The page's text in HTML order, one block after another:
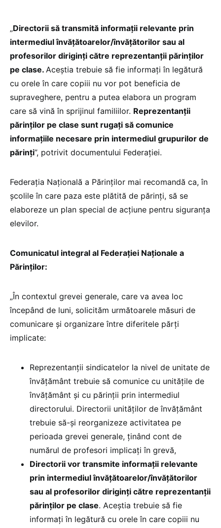
„Directorii să transmită informații relevante prin
intermediul învățătoarelor/învățătorilor sau al
profesorilor diriginți către reprezentanții părinților
pe clase. Aceștia trebuie să fie informați în legătură
cu orele în care copiii nu vor pot beneficia de
supraveghere, pentru a putea elabora un program
care să vină în sprijinul familiilor. Reprezentanții
părinților pe clase sunt rugați să comunice
informațiile necesare prin intermediul grupurilor de
părinți”, potrivit documentului Federației.
Federația Națională a Părinților mai recomandă ca, în
școlile în care paza este plătită de părinți, să se
elaboreze un plan special de acțiune pentru siguranța
elevilor.
Comunicatul integral al Federației Naționale a
Părinților:
„În contextul grevei generale, care va avea loc
începând de luni, solicităm următoarele măsuri de
comunicare și organizare între diferitele părți
implicate:
Reprezentanții sindicatelor la nivel de unitate de
învățământ trebuie să comunice cu unitățile de
învățământ și cu părinții prin intermediul
directorului. Directorii unităților de învățământ
trebuie să-și reorganizeze activitatea pe
perioada grevei generale, ținând cont de
numărul de profesori implicați în grevă,
Directorii vor transmite informații relevante
prin intermediul învățătoarelor/învățătorilor
sau al profesorilor diriginți către reprezentanții
părinților pe clase. Aceștia trebuie să fie
informați în legătură cu orele în care copiii nu